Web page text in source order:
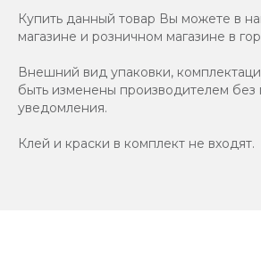
Купить данный товар Вы можете в
магазине и розничном магазине в
Внешний вид упаковки,
быть изменены производителем без
уведомления.
Клей и краски в комплект не входят.